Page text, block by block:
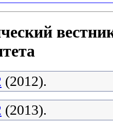
(2012).
(2013).